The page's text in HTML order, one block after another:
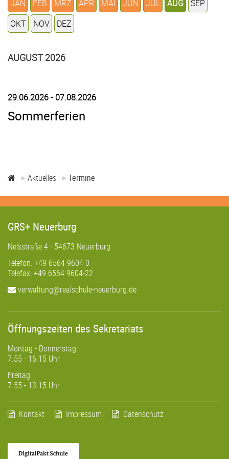
JAN
FEB MRZ APR MAI JUN JUL AUG
SEP
OKT
NOV DEZ
AUGUST 2026
29.06.2026 - 07.08.2026
Sommerferien
Aktuelles Termine
GRS+ Neuerburg
Nelsstraße 4 · 54673 Neuerburg
Telefon: +49 6564 9604-0
Telefax: +49 6564 9604-22
verwaltung@realschule-neuerburg.de
Öffnungszeiten des Sekretariats
Montag - Donnerstag:
7.55 - 16.15 Uhr
Freitag:
7.55 - 13.15 Uhr
Kontakt Impressum Datenschutz